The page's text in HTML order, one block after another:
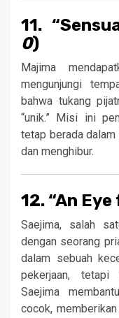
11.
0)
Majima
mengunjungi
bahwa tukang
“unik.” Misi ini
tetap berada
dan menghibur.
12. “An
Saejima, salah
dengan seorang
dalam sebuah
pekerjaan, tetapi
Saejima
cocok,